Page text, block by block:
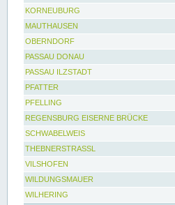
KORNEUBURG
MAUTHAUSEN
OBERNDORF
PASSAU DONAU
PASSAU ILZSTADT
PFATTER
PFELLING
REGENSBURG EISERNE BRÜCKE
SCHWABELWEIS
THEBNERSTRASSL
VILSHOFEN
WILDUNGSMAUER
WILHERING